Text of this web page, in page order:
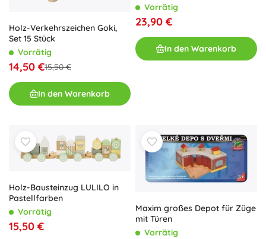
Holz-Verkehrszeichen Goki,
Set 15 Stück
Vorrätig
14,50 €15,50 €
In den Warenkorb
Vorrätig
23,90 €
In den Warenkorb
Holz-Bausteinzug LULILO in
Pastellfarben
Vorrätig
15,50 €
Maxim großes Depot für Züge
mit Türen
Vorrätig